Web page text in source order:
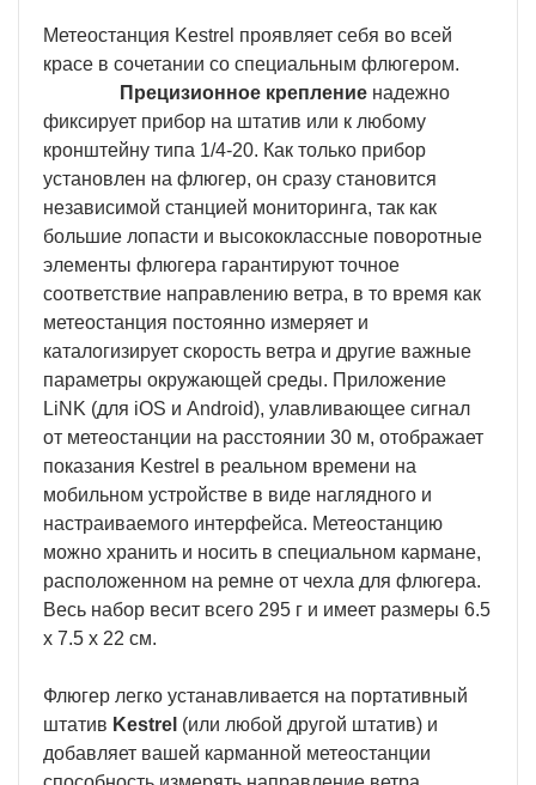
Метеостанция Kestrel проявляет себя во всей
красе в сочетании со специальным флюгером.
Прецизионное крепление надежно
фиксирует прибор на штатив или к любому
кронштейну типа 1/4-20. Как только прибор
установлен на флюгер, он сразу становится
независимой станцией мониторинга, так как
большие лопасти и высококлассные поворотные
элементы флюгера гарантируют точное
соответствие направлению ветра, в то время как
метеостанция постоянно измеряет и
каталогизирует скорость ветра и другие важные
параметры окружающей среды. Приложение
LiNK (для iOS и Android), улавливающее сигнал
от метеостанции на расстоянии 30 м, отображает
показания Kestrel в реальном времени на
мобильном устройстве в виде наглядного и
настраиваемого интерфейса. Метеостанцию
можно хранить и носить в специальном кармане,
расположенном на ремне от чехла для флюгера.
Весь набор весит всего 295 г и имеет размеры 6.5
x 7.5 x 22 см.
Флюгер легко устанавливается на портативный
штатив Kestrel (или любой другой штатив) и
добавляет вашей карманной метеостанции